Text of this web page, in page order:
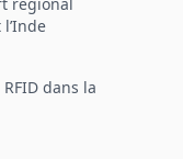
dans la